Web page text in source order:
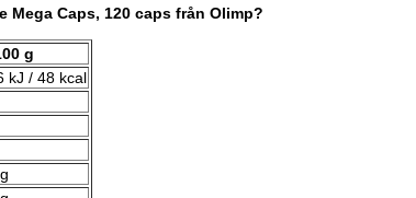
Mega Caps, 120 caps från Olimp?
g
kJ / 48 kcal